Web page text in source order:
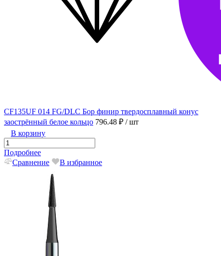
CF135UF 014 FG/DLC Бор финир твердосплавный конус
заострённый белое кольцо 796.48 ₽ / шт
В корзину
Подробнее
Сравнение
В избранное